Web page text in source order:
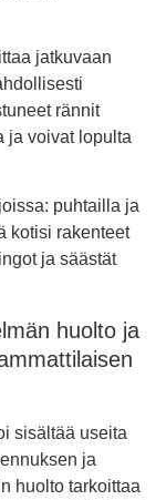
jatkuvaan
rännit
ja voivat lopulta
puhtailla ja
kotisi rakenteet
ja säästät
huolto ja
sisältää useita
ja
huolto tarkoittaa